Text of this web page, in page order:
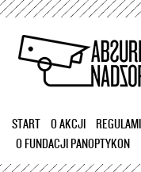
START O AKCJI
O FUNDACJI PANOPTYKON